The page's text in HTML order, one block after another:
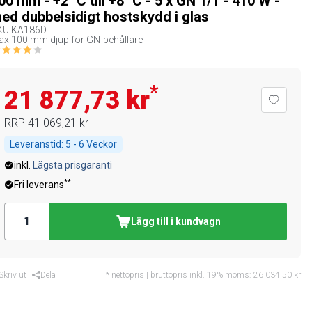
dubbelsidigt hostskydd i glas
KA186D
100 mm djup för GN-behållare
21 877,73 kr*
RRP 41 069,21 kr
Leveranstid: 5 - 6 Veckor
inkl.
Lägsta prisgaranti
Fri leverans**
Lägg till i kundvagn
ut Dela * nettopris | bruttopris inkl. 19% moms: 26 034,50 kr